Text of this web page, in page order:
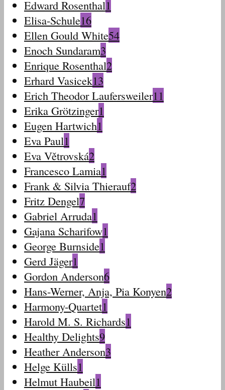
Edward Rosenthal1
Elisa-Schule16
Ellen Gould White54
Enoch Sundaram3
Enrique Rosenthal2
Erhard Vasicek13
Erich Theodor Laufersweiler11
Erika Grötzinger1
Eugen Hartwich1
Eva Paul1
Eva Větrovská2
Francesco Lamia1
Frank & Silvia Thierauf2
Fritz Dengel7
Gabriel Arruda1
Gajana Scharifow1
George Burnside1
Gerd Jäger1
Gordon Anderson6
Hans-Werner, Anja, Pia Konyen2
Harmony-Quartet1
Harold M. S. Richards1
Healthy Delights9
Heather Anderson3
Helge Külls1
Helmut Haubeil1